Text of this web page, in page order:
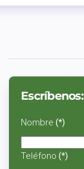
Escríbenos:
Nombre (*)
Teléfono (*)